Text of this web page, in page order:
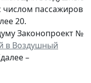
числом пассажиров
20.
Законопроект №
в Воздушный
–